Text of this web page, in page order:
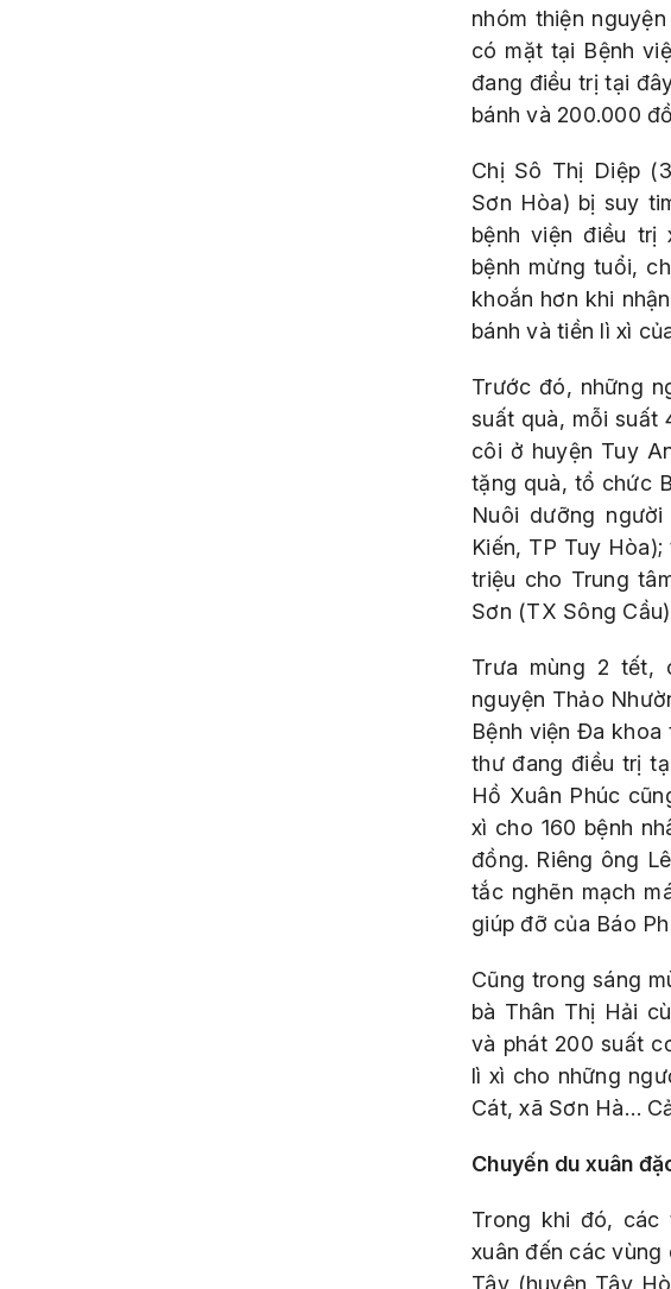
nhóm thiện
có mặt tại Bệnh
đang điều trị tại
bánh và 200.000
Chị Sô Thị Diệp
Sơn Hòa) bị suy
bệnh viện điều trị
bệnh mừng tuổi,
khoắn hơn khi
bánh và tiền lì xì
Trước đó, những
suất quà, mỗi suất
côi ở huyện Tuy
tặng quà, tổ chức
Nuôi dưỡng
Kiến, TP Tuy
triệu cho Trung
Sơn (TX Sông
Trưa mùng 2 tết,
nguyện Thảo
Bệnh viện Đa khoa
thư đang điều trị
Hồ Xuân Phúc
xì cho 160 bệnh
đồng. Riêng ông
tắc nghẽn mạch
giúp đỡ của Báo
Cũng trong sáng
bà Thân Thị Hải
và phát 200 suất
lì xì cho những
Cát, xã Sơn Hà…
Chuyến du xuân
Trong khi đó, các
xuân đến các vùng
Tây (huyện Tây